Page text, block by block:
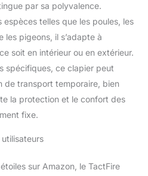
l’entretien quotidien
par sa polyvalence.
espèces telles que les poules, les
les pigeons, il s’adapte à
soit en intérieur ou en extérieur.
spécifiques, ce clapier peut
de transport temporaire, bien
la protection et le confort des
fixe.
sur Amazon, le TactFire